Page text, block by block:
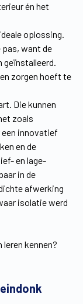
én het
oplossing.
pas, want de
geïnstalleerd.
zorgen hoeft te
Die kunnen
zoals
innovatief
en de
en lage-
in de
afwerking
isolatie werd
kennen?